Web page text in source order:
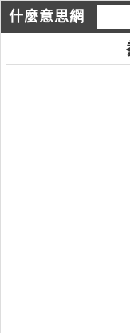
什麼意思網